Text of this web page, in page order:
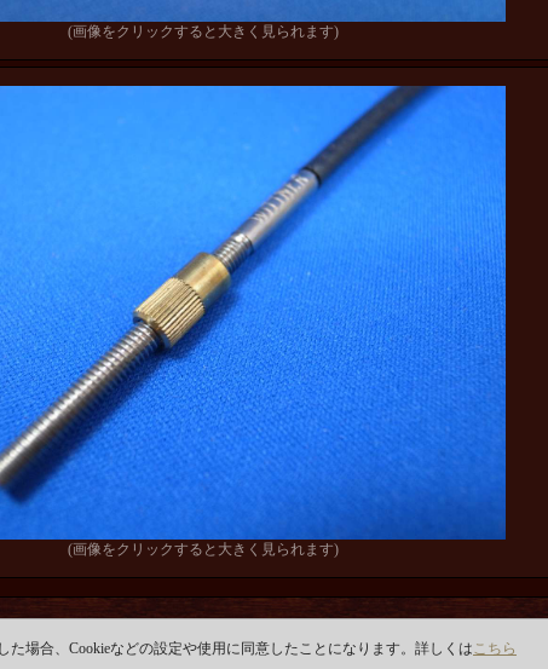
(画像をクリックすると大きく見られます)
(画像をクリックすると大きく見られます)
場合、Cookieなどの設定や使用に同意したことになります。詳しくはこちら